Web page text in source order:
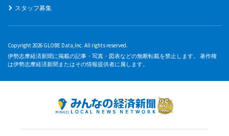
スタッフ募集
Copyright 2026 GLOBE Data,Inc. All rights reserved.
伊勢志摩経済新聞に掲載の記事・写真・図表などの無断転載を禁止します。 著作権
は伊勢志摩経済新聞またはその情報提供者に属します。